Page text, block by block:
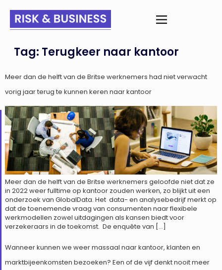
Tag: Terugkeer naar kantoor
Meer dan de helft van de Britse werknemers had niet verwacht
vorig jaar terug te kunnen keren naar kantoor
Meer dan de helft van de Britse werknemers geloofde niet dat ze
in 2022 weer fulltime op kantoor zouden werken, zo blijkt uit een
onderzoek van GlobalData. Het data- en analysebedrijf merkt op
dat de toenemende vraag van consumenten naar flexibele
werkmodellen zowel uitdagingen als kansen biedt voor
verzekeraars in de toekomst. De enquête van […]
Wanneer kunnen we weer massaal naar kantoor, klanten en
marktbijeenkomsten bezoeken? Een of de vijf denkt nooit meer